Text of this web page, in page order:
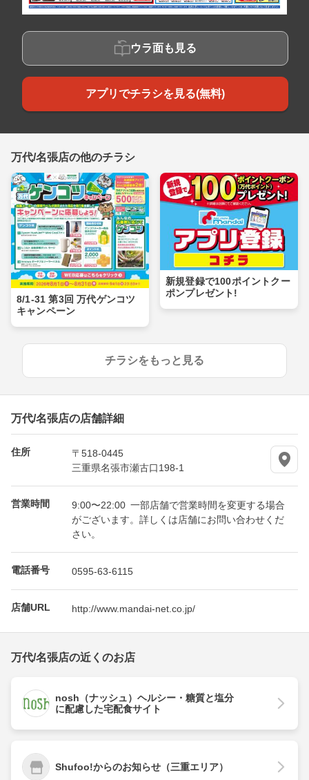
ウラ面も見る
アプリでチラシを見る(無料)
万代/名張店の他のチラシ
8/1-31 第3回 万代ゲンコツ
キャンペーン
新規登録で100ポイントクー
ポンプレゼント!
チラシをもっと見る
万代/名張店の店舗詳細
住所
〒518-0445
三重県名張市瀬古口198-1
営業時間
9:00〜22:00 一部店舗で営業時間を変更する場合
がございます。詳しくは店舗にお問い合わせくだ
さい。
電話番号 0595-63-6115
店舗URL http://www.mandai-net.co.jp/
万代/名張店の近くのお店
nosh（ナッシュ）ヘルシー・糖質と塩分
に配慮した宅配食サイト
Shufoo!からのお知らせ（三重エリア）